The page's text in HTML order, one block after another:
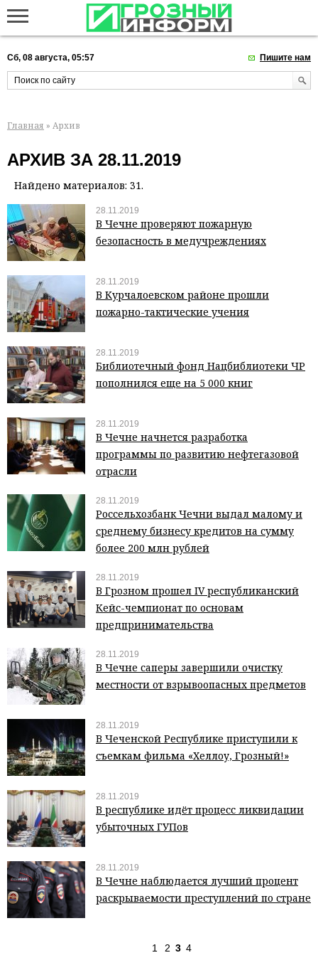
Сб, 08 августа, 05:57 Пишите нам
Главная » Архив
АРХИВ ЗА 28.11.2019
Найдено материалов: 31.
28.11.2019
В Чечне проверяют пожарную
безопасность в медучреждениях
28.11.2019
В Курчалоевском районе прошли
пожарно-тактические учения
28.11.2019
Библиотечный фонд Нацбиблиотеки ЧР
пополнился еще на 5 000 книг
28.11.2019
В Чечне начнется разработка
программы по развитию нефтегазовой
отрасли
28.11.2019
Россельхозбанк Чечни выдал малому и
среднему бизнесу кредитов на сумму
более 200 млн рублей
28.11.2019
В Грозном прошел IV республиканский
Кейс-чемпионат по основам
предпринимательства
28.11.2019
В Чечне саперы завершили очистку
местности от взрывоопасных предметов
28.11.2019
В Чеченской Республике приступили к
съемкам фильма «Хеллоу, Грозный!»
28.11.2019
В республике идёт процесс ликвидации
убыточных ГУПов
28.11.2019
В Чечне наблюдается лучший процент
раскрываемости преступлений по стране
1 2 3 4